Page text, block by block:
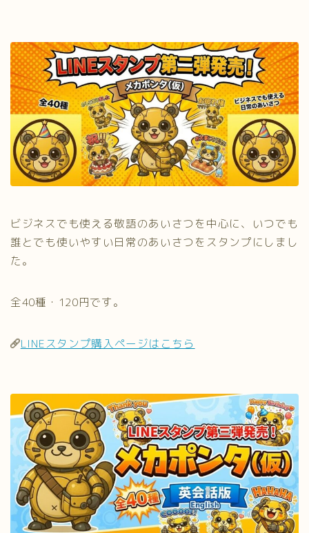
ビジネスでも使える敬語のあいさつを中心に、いつでも
誰とでも使いやすい日常のあいさつをスタンプにしまし
た。
全40種・120円です。
LINEスタンプ購入ページはこちら